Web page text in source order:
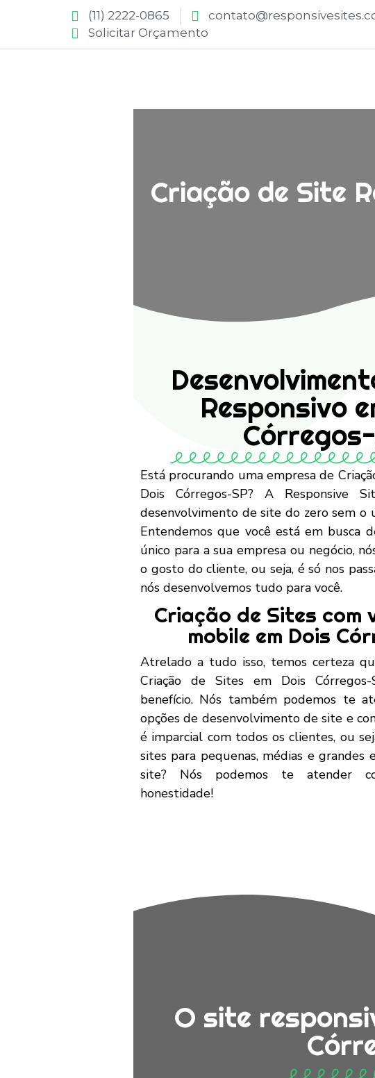
(11) 2222-0865
Solicitar Orçamento
Criação de Site
Responsivo
Está procurando uma empresa de
Dois Córregos-SP? A Responsive
desenvolvimento de site do zero sem o
Entendemos que você está em busca
único para a sua empresa ou negócio,
o gosto do cliente, ou seja, é só nos
nós desenvolvemos tudo para você.
Criação de Sites com
mobile em Dois
Atrelado a tudo isso, temos certeza
Criação de Sites em Dois
benefício. Nós também podemos te
opções de desenvolvimento de site e
é imparcial com todos os clientes, ou
sites para pequenas, médias e grandes
site? Nós podemos te atender
honestidade!
O site